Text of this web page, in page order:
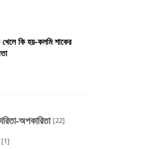
খেলে কি হয়-কলমি শাকের
অপকারিতা [22]
[1]